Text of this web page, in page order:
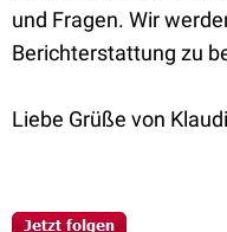
und Fragen. Wir
Berichterstattung zu
Liebe Grüße von